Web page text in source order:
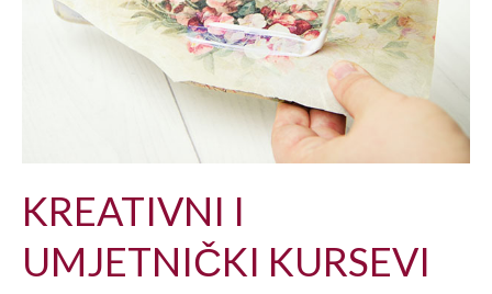
KREATIVNI I
UMJETNIČKI KURSEVI